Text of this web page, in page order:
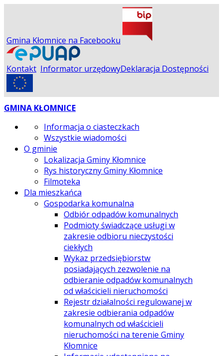
Gmina Kłomnice na Facebooku
Kontakt Informator urzędowyDeklaracja Dostępności
GMINA KŁOMNICE
Informacja o ciasteczkach
Wszystkie wiadomości
O gminie
Lokalizacja Gminy Kłomnice
Rys historyczny Gminy Kłomnice
Filmoteka
Dla mieszkańca
Gospodarka komunalna
Odbiór odpadów komunalnych
Podmioty świadczące usługi w
zakresie odbioru nieczystości
ciekłych
Wykaz przedsiębiorstw
posiadających zezwolenie na
odbieranie odpadów komunalnych
od właścicieli nieruchomości
Rejestr działalności regulowanej w
zakresie odbierania odpadów
komunalnych od właścicieli
nieruchomości na terenie Gminy
Kłomnice